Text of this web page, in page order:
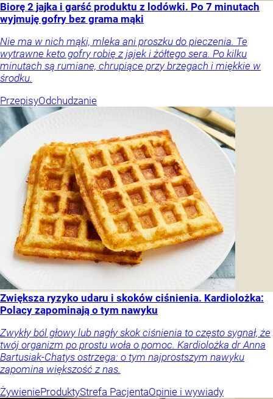
Biorę 2 jajka i garść produktu z lodówki. Po 7 minutach
wyjmuję gofry bez grama mąki
Nie ma w nich mąki, mleka ani proszku do pieczenia. Te
wytrawne keto gofry robię z jajek i żółtego sera. Po kilku
minutach są rumiane, chrupiące przy brzegach i miękkie w
środku.
PrzepisyOdchudzanie
Zwiększa ryzyko udaru i skoków ciśnienia. Kardiolożka:
Polacy zapominają o tym nawyku
Zwykły ból głowy lub nagły skok ciśnienia to często sygnał, że
twój organizm po prostu woła o pomoc. Kardiolożka dr Anna
Bartusiak-Chatys ostrzega: o tym najprostszym nawyku
zapomina większość z nas.
ŻywienieProduktyStrefa PacjentaOpinie i wywiady